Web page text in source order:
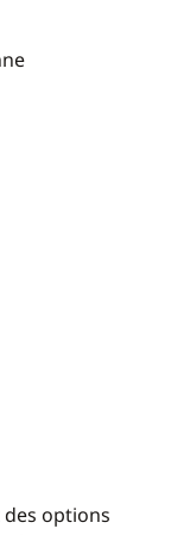
options